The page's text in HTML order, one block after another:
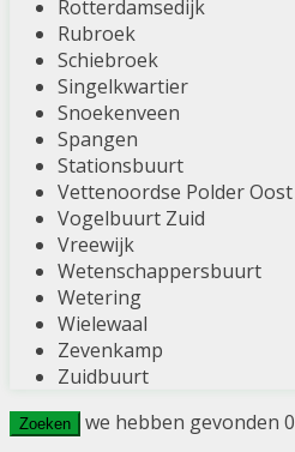
Rotterdamsedijk
Rubroek
Schiebroek
Singelkwartier
Snoekenveen
Spangen
Stationsbuurt
Vettenoordse Polder Oost
Vogelbuurt Zuid
Vreewijk
Wetenschappersbuurt
Wetering
Wielewaal
Zevenkamp
Zuidbuurt
Zoeken we hebben gevonden 0